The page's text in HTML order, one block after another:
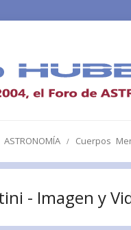
ASTRONOMÍA Cuerpos
- Imagen y